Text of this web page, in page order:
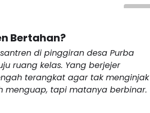
Bertahan?
di pinggiran desa Purba
ruang kelas. Yang berjejer
terangkat agar tak menginjak
menguap, tapi matanya berbinar.